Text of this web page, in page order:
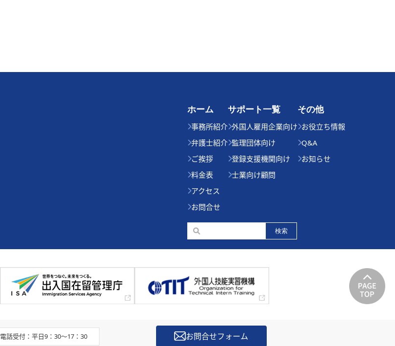
ホーム
事務所紹介
弁護士紹介
ご挨拶
料金表
アクセス
お問合せ
サポート一覧
外国人雇用企業向け
監理団体向け
登録支援機関向け
士業向け顧問
その他
お役立ち情報
Q&A
お知らせ
電話受付：平日9：30～17：30 お問合せフォーム